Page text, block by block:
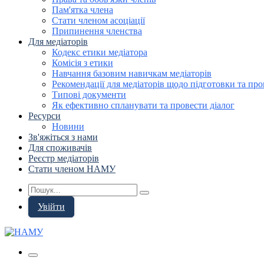
Пам'ятка члена
Стати членом асоціації
Припинення членства
Для медіаторів
Кодекс етики медіатора
Комісія з етики
Навчання базовим навичкам медіаторів
Рекомендації для медіаторів щодо підготовки та
Типові документи
Як ефективно спланувати та провести діалог
Ресурси
Новини
Зв'яжіться з нами
Для споживачів
Реєстр медіаторів
Стати членом НАМУ
Увійти